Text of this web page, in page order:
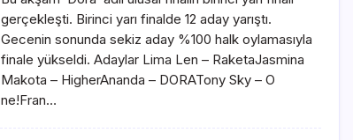
gerçekleşti. Birinci yarı finalde 12 aday yarıştı.
Gecenin sonunda sekiz aday %100 halk oylamasıyla
finale yükseldi. Adaylar Lima Len – RaketaJasmina
Makota – HigherAnanda – DORATony Sky – O
ne!Fran…